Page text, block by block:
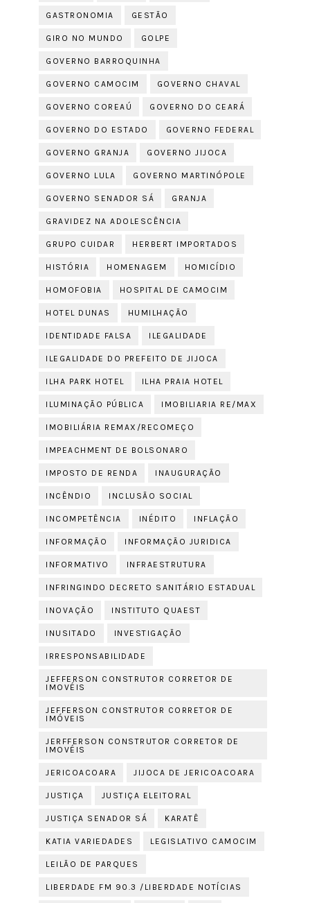
GASTRONOMIA GESTÃO
GIRO NO MUNDO GOLPE
GOVERNO BARROQUINHA
GOVERNO CAMOCIM GOVERNO CHAVAL
GOVERNO COREAÚ GOVERNO DO CEARÁ
GOVERNO DO ESTADO GOVERNO FEDERAL
GOVERNO GRANJA GOVERNO JIJOCA
GOVERNO LULA GOVERNO MARTINÓPOLE
GOVERNO SENADOR SÁ GRANJA
GRAVIDEZ NA ADOLESCÊNCIA
GRUPO CUIDAR HERBERT IMPORTADOS
HISTÓRIA HOMENAGEM HOMICÍDIO
HOMOFOBIA HOSPITAL DE CAMOCIM
HOTEL DUNAS HUMILHAÇÃO
IDENTIDADE FALSA ILEGALIDADE
ILEGALIDADE DO PREFEITO DE JIJOCA
ILHA PARK HOTEL ILHA PRAIA HOTEL
ILUMINAÇÃO PÚBLICA IMOBILIARIA RE/MAX
IMOBILIÁRIA REMAX/RECOMEÇO
IMPEACHMENT DE BOLSONARO
IMPOSTO DE RENDA INAUGURAÇÃO
INCÊNDIO INCLUSÃO SOCIAL
INCOMPETÊNCIA INÉDITO INFLAÇÃO
INFORMAÇÃO INFORMAÇÃO JURIDICA
INFORMATIVO INFRAESTRUTURA
INFRINGINDO DECRETO SANITÁRIO ESTADUAL
INOVAÇÃO INSTITUTO QUAEST
INUSITADO INVESTIGAÇÃO
IRRESPONSABILIDADE
JEFFERSON CONSTRUTOR CORRETOR DE
IMOVÉIS
JEFFERSON CONSTRUTOR CORRETOR DE
IMÓVEIS
JERFFERSON CONSTRUTOR CORRETOR DE
IMOVÉIS
JERICOACOARA JIJOCA DE JERICOACOARA
JUSTIÇA JUSTIÇA ELEITORAL
JUSTIÇA SENADOR SÁ KARATÊ
KATIA VARIEDADES LEGISLATIVO CAMOCIM
LEILÃO DE PARQUES
LIBERDADE FM 90.3 /LIBERDADE NOTÍCIAS